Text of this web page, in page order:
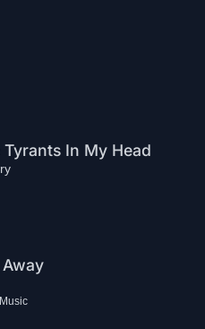
Tyrants In My Head